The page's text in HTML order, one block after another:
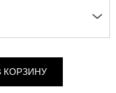
КОРЗИНУ